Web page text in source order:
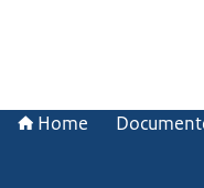
Home